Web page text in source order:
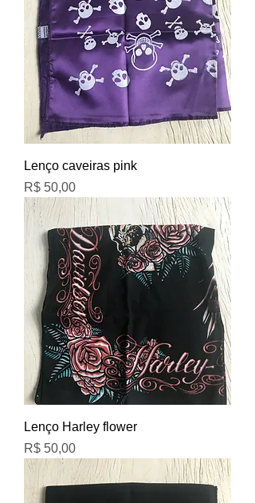
Lenço caveiras pink
Preço
R$ 50,00
Lenço Harley flower
Preço
R$ 50,00